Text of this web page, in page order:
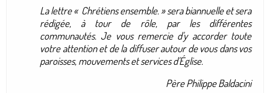
La lettre « Chrétiens ensemble. » sera biannuelle et sera
rédigée, à tour de rôle, par les différentes
communautés. Je vous remercie d'y accorder toute
votre attention et de la diffuser autour de vous dans vos
paroisses, mouvements et services d'Église.
Père Philippe Baldacini